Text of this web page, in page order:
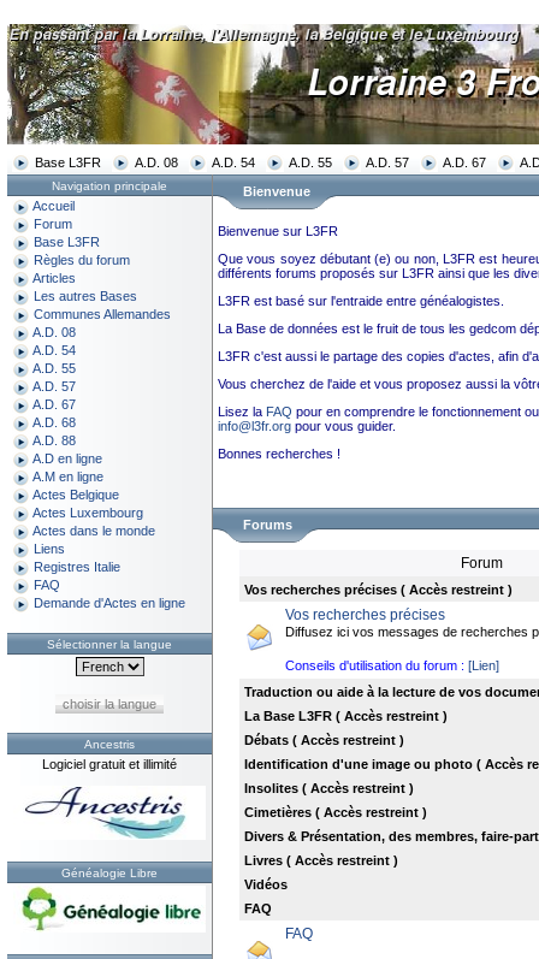
Base L3FR A.D. 08 A.D. 54 A.D. 55 A.D. 57 A.D. 67
Navigation principale
Accueil
Forum
Base L3FR
Règles du forum
Articles
Les autres Bases
Communes Allemandes
A.D. 08
A.D. 54
A.D. 55
A.D. 57
A.D. 67
A.D. 68
A.D. 88
A.D en ligne
A.M en ligne
Actes Belgique
Actes Luxembourg
Actes dans le monde
Liens
Registres Italie
FAQ
Demande d'Actes en ligne
Sélectionner la langue
choisir la langue
Ancestris
Logiciel gratuit et illimité
Généalogie Libre
Bienvenue
Bienvenue sur L3FR
Que vous soyez débutant (e) ou non, L3FR est
différents forums proposés sur L3FR ainsi que les
L3FR est basé sur l'entraide entre généalogistes.
La Base de données est le fruit de tous les gedcom
L3FR c'est aussi le partage des copies d'actes, afin
Vous cherchez de l'aide et vous proposez aussi la
Lisez la FAQ pour en comprendre le fonctionnement
info@l3fr.org pour vous guider.
Bonnes recherches !
Forums
Forum
Vos recherches précises ( Accès restreint )
Vos recherches précises
Diffusez ici vos messages de recherches
Conseils d'utilisation du forum : [Lien]
Traduction ou aide à la lecture de vos
La Base L3FR ( Accès restreint )
Débats ( Accès restreint )
Identification d'une image ou photo ( Accès
Insolites ( Accès restreint )
Cimetières ( Accès restreint )
Divers & Présentation, des membres, faire-
Livres ( Accès restreint )
Vidéos
FAQ
FAQ